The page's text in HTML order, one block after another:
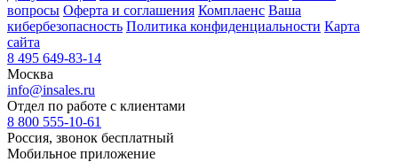
вопросы Оферта и соглашения Комплаенс Ваша
кибербезопасность Политика конфиденциальности Карта
сайта
8 495 649-83-14
Москва
info@insales.ru
Отдел по работе с клиентами
8 800 555-10-61
Россия, звонок бесплатный
Мобильное приложение